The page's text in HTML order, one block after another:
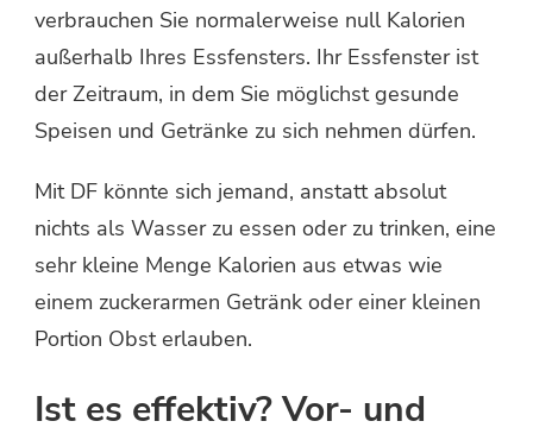
verbrauchen Sie normalerweise null Kalorien
außerhalb Ihres Essfensters. Ihr Essfenster ist
der Zeitraum, in dem Sie möglichst gesunde
Speisen und Getränke zu sich nehmen dürfen.
Mit DF könnte sich jemand, anstatt absolut
nichts als Wasser zu essen oder zu trinken, eine
sehr kleine Menge Kalorien aus etwas wie
einem zuckerarmen Getränk oder einer kleinen
Portion Obst erlauben.
Ist es effektiv? Vor- und